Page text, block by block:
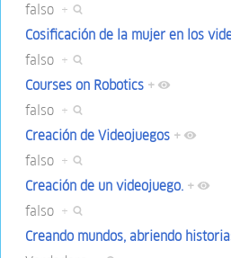
falso +
Cosificación de la mujer en los
falso +
Courses on Robotics +
falso +
Creación de Videojuegos +
falso +
Creación de un videojuego. +
falso +
Creando mundos, abriendo